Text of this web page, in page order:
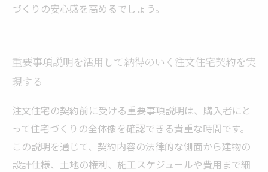
づくりの安心感を高めるでしょう。
重要事項説明を活用して納得のいく注文住宅契約を実
現する
注文住宅の契約前に受ける重要事項説明は、購入者にと
って住宅づくりの全体像を確認できる貴重な時間です。
この説明を通じて、契約内容の法律的な側面から建物の
設計仕様、土地の権利、施工スケジュールや費用まで細